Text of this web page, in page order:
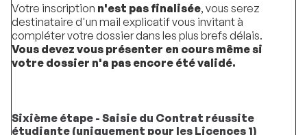
Votre inscription n'est pas finalisée, vous serez
destinataire d'un mail explicatif vous invitant à
compléter votre dossier dans les plus brefs délais.
Vous devez vous présenter en cours même si
votre dossier n'a pas encore été validé.
Sixième étape - Saisie du Contrat réussite
étudiante (uniquement pour les Licences 1)